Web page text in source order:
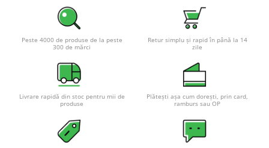
Pachete complete stocare energie
Sisteme de Stocare Comerciale
Sisteme fotovoltaice complete
Sisteme fotovoltaice de putere
mica (rulota/caravan/case de
Sisteme fotovoltaice profesionale
Statii de incarcare vehicule
Peste 4000 de produse de la peste
300 de mărci
Retur simplu și rapid în până la 14
zile
Livrare rapidă din stoc pentru mii de
produse
Plătești așa cum dorești, prin card,
ramburs sau OP